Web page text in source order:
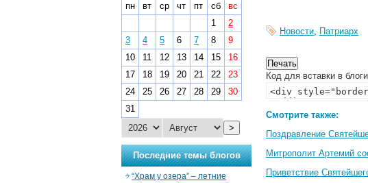
Новости, Патриарх
Код для вставки в блоги
Смотрите также:
Поздравление
Митрополит Артемий
Приветствие
пн
вт ср чт пт сб
вс
1
2
3
4 5 6 7 8
9
10
11 12 13 14 15
16
17
18 19 20 21 22
23
24
25 26 27 28 29
30
31
>
Последние темы блогов
“Храм у озера” – летние